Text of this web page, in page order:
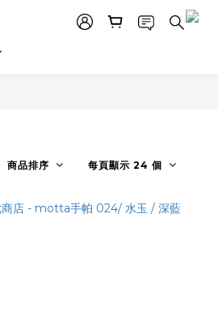
商品排序 每頁顯示 24 個